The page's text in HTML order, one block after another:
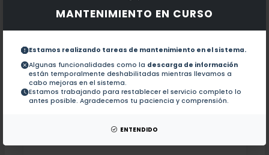
MANTENIMIENTO EN CURSO
Estamos realizando tareas de mantenimiento en el sistema.
Algunas funcionalidades como la descarga de información
están temporalmente deshabilitadas mientras llevamos a
cabo mejoras en el sistema.
Estamos trabajando para restablecer el servicio completo lo
antes posible. Agradecemos tu paciencia y comprensión.
ENTENDIDO